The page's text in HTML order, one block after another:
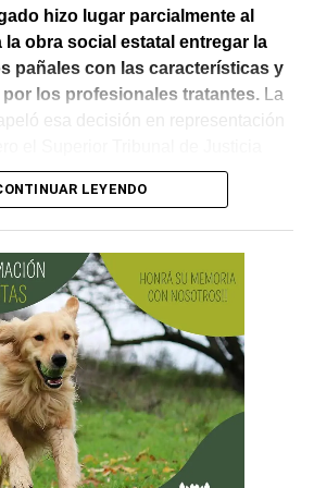
hizo lugar parcialmente al
obra social estatal entregar la
pañales con las características y
los profesionales tratantes.La
esa decisión en representación
propios del régimen de
y los requerimientos de auditoría
rechazo de la cobertura. También
ruedas se encontraba en trámite y
habían sido autorizadas.
entendió que esos argumentos no
la sentencia. Señaló que la
en los procedimientos
LEYENDO